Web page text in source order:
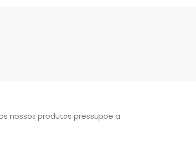
nossos produtos pressupõe a